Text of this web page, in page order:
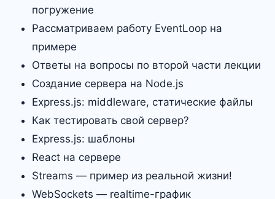
погружение
Рассматриваем работу EventLoop на
примере
Ответы на вопросы по второй части лекции
Создание сервера на Node.js
Express.js: middleware, статические файлы
Как тестировать свой сервер?
Express.js: шаблоны
React на сервере
Streams — пример из реальной жизни!
WebSockets — realtime-график